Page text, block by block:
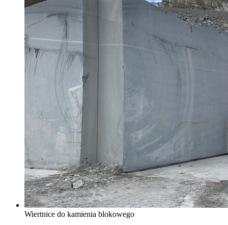
Wiertnice do kamienia blokowego